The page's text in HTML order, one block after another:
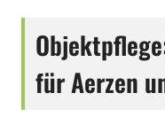
für Aerzen